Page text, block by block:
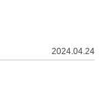
2024.04.24